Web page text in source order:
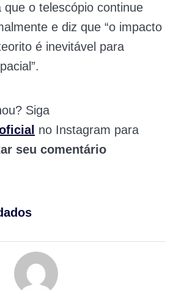
que o telescópio continue
e diz que “o impacto
é inevitável para
Siga
no Instagram para
seu comentário